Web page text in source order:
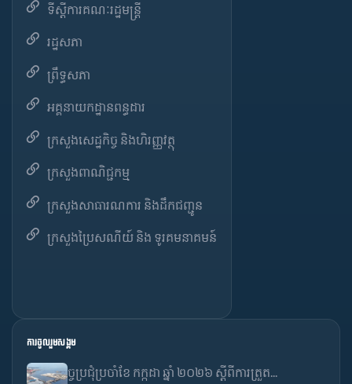
ទីស្តីការគណៈរដ្ឋមន្ត្រី
រដ្ឋសភា
ព្រឹទ្ធសភា
អគ្គនាយកដ្ឋានពន្ធដារ
ក្រសួងសេដ្ឋកិច្ច និងហិរញ្ញវត្ថុ
ក្រសួងពាណិជ្ជកម្ម
ក្រសួងសាធារណការ និងដឹកជញ្ជូន
ក្រសួងប្រៃសណីយ៍ និង ទូរគមនាគមន៍
ការចូលរួមសង្គម
ច្ចប្រជុំប្រចាំខែ កក្កដា ឆ្នាំ ២០២៦ ស្តីពីការត្រួត...